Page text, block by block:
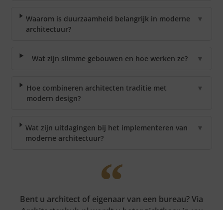
Waarom is duurzaamheid belangrijk in moderne
architectuur?
▼
Wat zijn slimme gebouwen en hoe werken ze? ▼
Hoe combineren architecten traditie met
modern design?
▼
Wat zijn uitdagingen bij het implementeren van
moderne architectuur?
▼
Bent u architect of eigenaar van een bureau? Via